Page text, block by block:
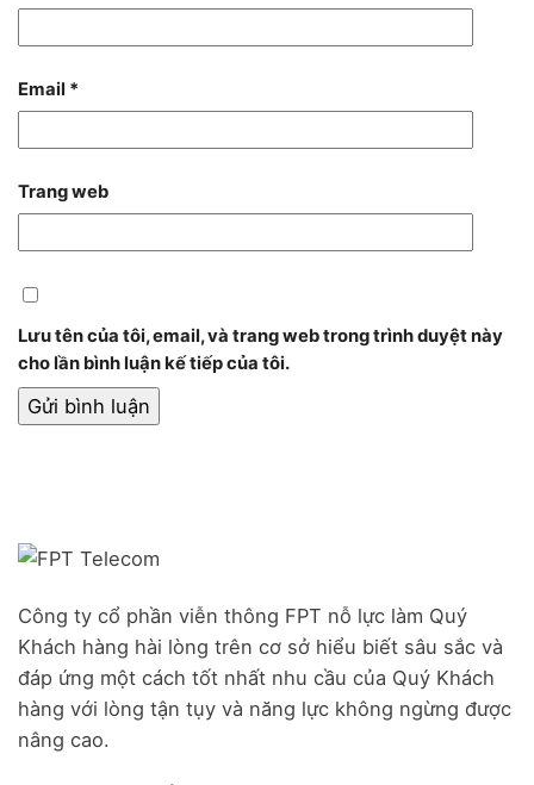
Email *
Trang web
Lưu tên của tôi, email, và trang web trong trình duyệt này
cho lần bình luận kế tiếp của tôi.
Công ty cổ phần viễn thông FPT nỗ lực làm Quý
Khách hàng hài lòng trên cơ sở hiểu biết sâu sắc và
đáp ứng một cách tốt nhất nhu cầu của Quý Khách
hàng với lòng tận tụy và năng lực không ngừng được
nâng cao.